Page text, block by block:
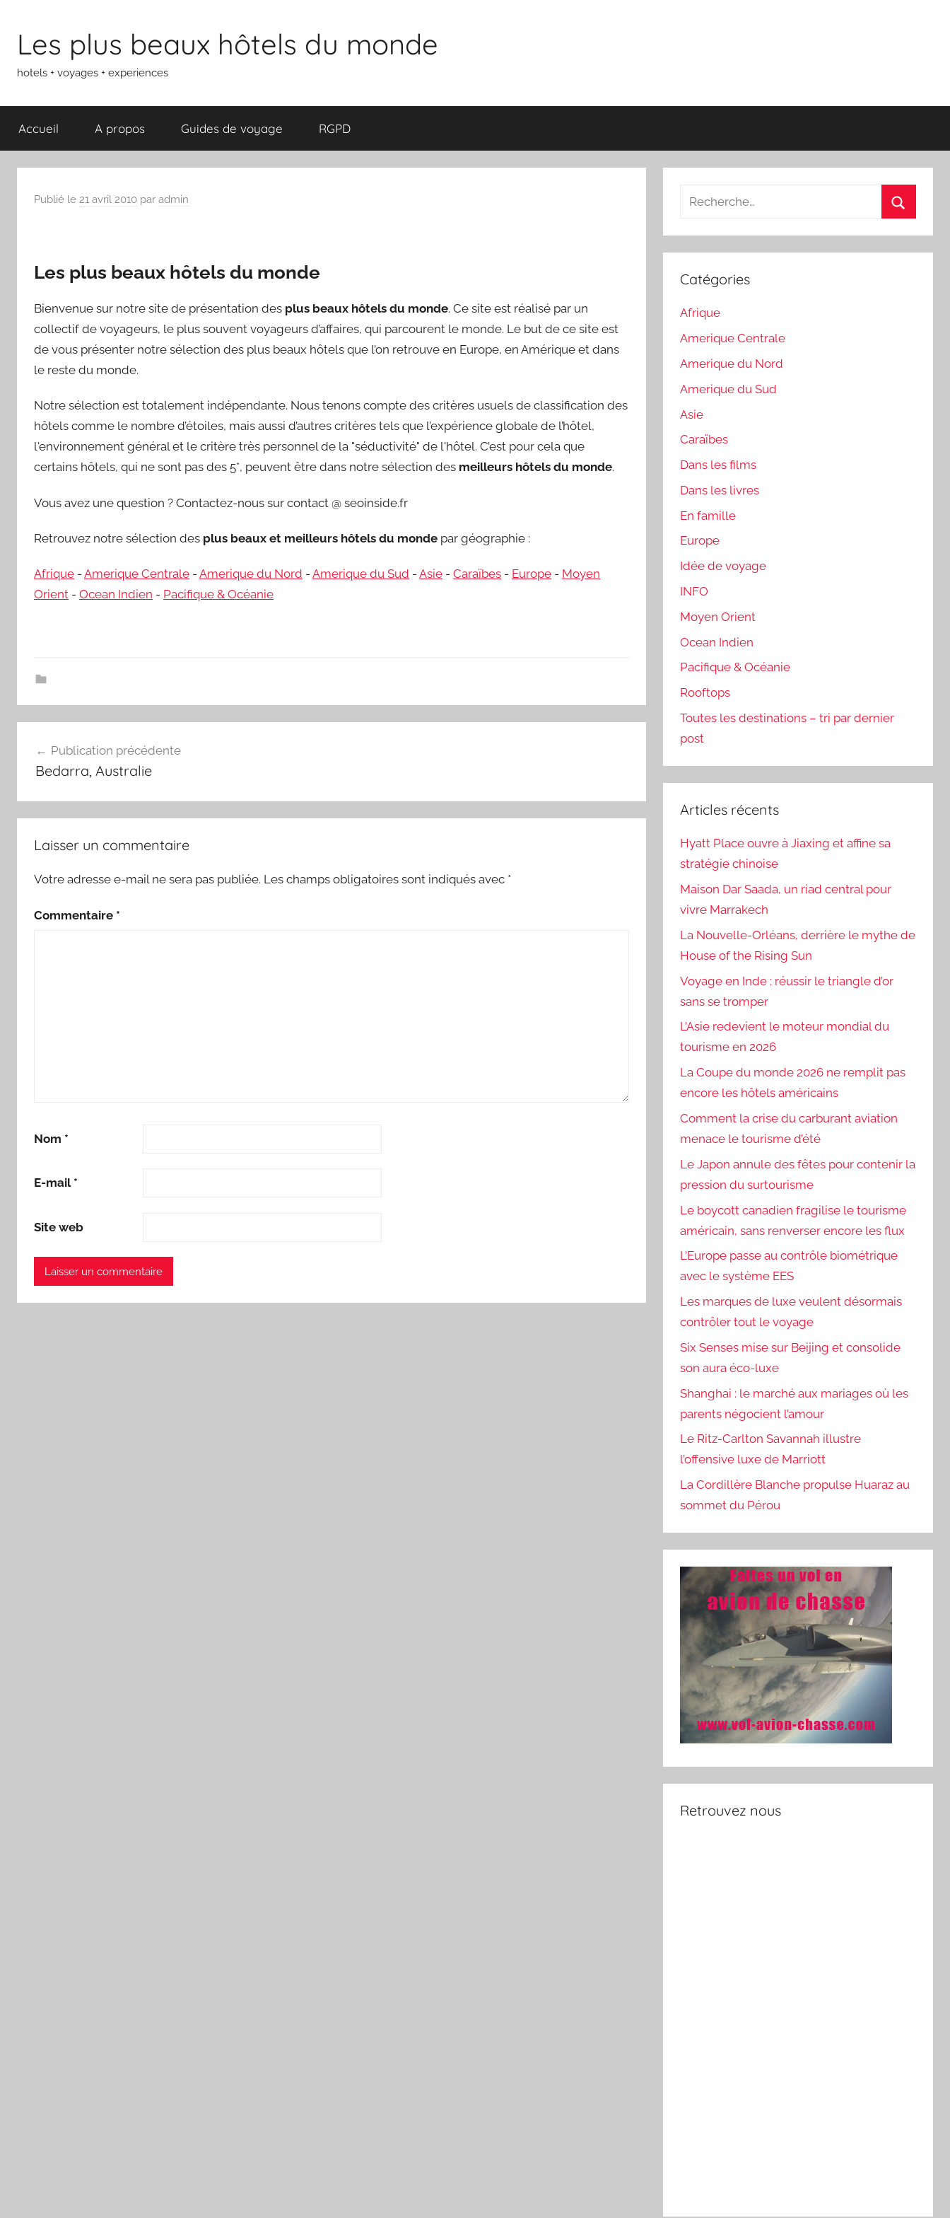
contenu
Les plus beaux hôtels du monde
hotels + voyages + experiences
Accueil A propos Guides de voyage RGPD
Publié le 21 avril 2010 par admin
Les plus beaux hôtels du monde
Bienvenue sur notre site de présentation des plus beaux hôtels du monde. Ce site est réalisé par un
collectif de voyageurs, le plus souvent voyageurs d’affaires, qui parcourent le monde. Le but de ce site est
de vous présenter notre sélection des plus beaux hôtels que l’on retrouve en Europe, en Amérique et dans
le reste du monde.
Notre sélection est totalement indépendante. Nous tenons compte des critères usuels de classification des
hôtels comme le nombre d’étoiles, mais aussi d’autres critères tels que l’expérience globale de l’hôtel,
l'environnement général et le critère très personnel de la "séductivité" de l'hôtel. C’est pour cela que
certains hôtels, qui ne sont pas des 5*, peuvent être dans notre sélection des meilleurs hôtels du monde.
Vous avez une question ? Contactez-nous sur contact @ seoinside.fr
Retrouvez notre sélection des plus beaux et meilleurs hôtels du monde par géographie :
Afrique - Amerique Centrale - Amerique du Nord - Amerique du Sud - Asie - Caraïbes - Europe - Moyen
Orient - Ocean Indien - Pacifique & Océanie
de
Publication précédente
Bedarra, Australie
Laisser un commentaire
Votre adresse e-mail ne sera pas publiée. Les champs obligatoires sont indiqués avec *
Commentaire *
Nom *
E-mail *
Site web
Recherche
:
Catégories
Afrique
Amerique Centrale
Amerique du Nord
Amerique du Sud
Asie
Caraïbes
Dans les films
Dans les livres
En famille
Europe
Idée de voyage
INFO
Moyen Orient
Ocean Indien
Pacifique & Océanie
Rooftops
Toutes les destinations – tri par dernier
post
Articles récents
Hyatt Place ouvre à Jiaxing et affine sa
stratégie chinoise
Maison Dar Saada, un riad central pour
vivre Marrakech
La Nouvelle-Orléans, derrière le mythe de
House of the Rising Sun
Voyage en Inde : réussir le triangle d’or
sans se tromper
L’Asie redevient le moteur mondial du
tourisme en 2026
La Coupe du monde 2026 ne remplit pas
encore les hôtels américains
Comment la crise du carburant aviation
menace le tourisme d’été
Le Japon annule des fêtes pour contenir la
pression du surtourisme
Le boycott canadien fragilise le tourisme
américain, sans renverser encore les flux
L’Europe passe au contrôle biométrique
avec le système EES
Les marques de luxe veulent désormais
contrôler tout le voyage
Six Senses mise sur Beijing et consolide
son aura éco-luxe
Shanghai : le marché aux mariages où les
parents négocient l’amour
Le Ritz-Carlton Savannah illustre
l’offensive luxe de Marriott
La Cordillère Blanche propulse Huaraz au
sommet du Pérou
Retrouvez nous